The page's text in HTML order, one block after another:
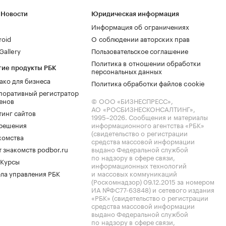
продукты РБК
для бизнеса
регистратор
сайтов
знакомств podbor.ru
управления РБК
Юридическая информация
Информация об ограничениях
О соблюдении авторских прав
Пользовательское соглашение
Политика в отношении обработки
персональных данных
Политика обработки файлов cookie
© ООО «БИЗНЕСПРЕСС»,
АО «РОСБИЗНЕСКОНСАЛТИНГ»,
1995–2026. Сообщения и материалы
информационного агентства «РБК»
(свидетельство о регистрации
средства массовой информации
выдано Федеральной службой
по надзору в сфере связи,
информационных технологий
и массовых коммуникаций
(Роскомнадзор) 09.12.2015 за номером
ИА №ФС77-63848) и сетевого издания
«РБК» (свидетельство о регистрации
средства массовой информации
выдано Федеральной службой
по надзору в сфере связи,